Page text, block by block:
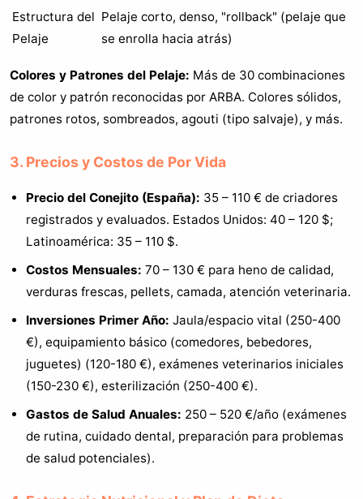
Estructura del
Pelaje
Pelaje corto, denso, "rollback" (pelaje que
se enrolla hacia atrás)
Colores y Patrones del Pelaje: Más de 30 combinaciones
de color y patrón reconocidas por ARBA. Colores sólidos,
patrones rotos, sombreados, agouti (tipo salvaje), y más.
3. Precios y Costos de Por Vida
Precio del Conejito (España): 35 – 110 € de criadores
registrados y evaluados. Estados Unidos: 40 – 120 $;
Latinoamérica: 35 – 110 $.
Costos Mensuales: 70 – 130 € para heno de calidad,
verduras frescas, pellets, camada, atención veterinaria.
Inversiones Primer Año: Jaula/espacio vital (250-400
€), equipamiento básico (comedores, bebedores,
juguetes) (120-180 €), exámenes veterinarios iniciales
(150-230 €), esterilización (250-400 €).
Gastos de Salud Anuales: 250 – 520 €/año (exámenes
de rutina, cuidado dental, preparación para problemas
de salud potenciales).